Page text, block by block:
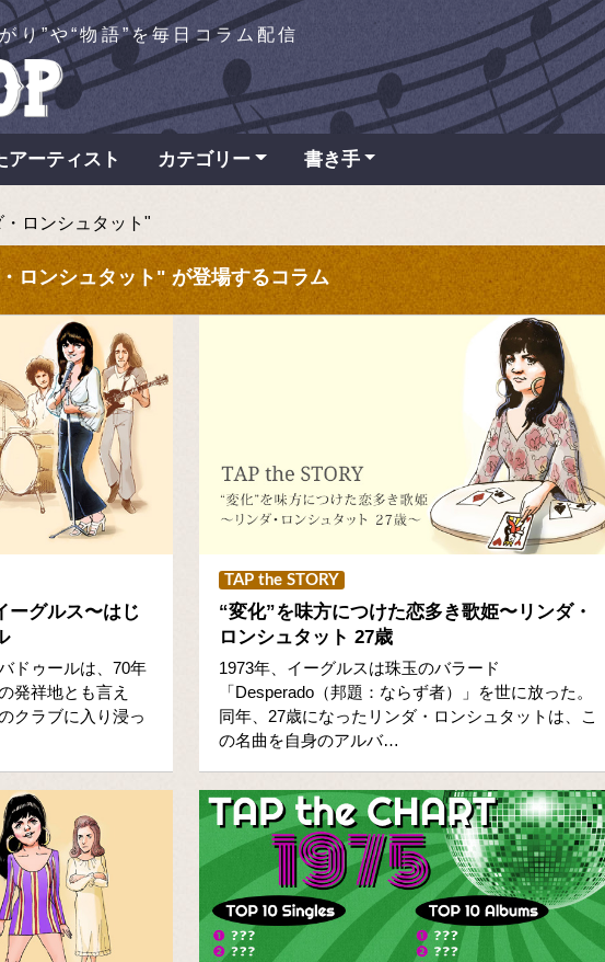
り”や“物語”を毎日コラム配信
アーティスト カテゴリー 書き手
ロンシュタット"
ロンシュタット" が登場するコラム
ーグルス〜はじ
ドゥールは、70年
発祥地とも言え
クラブに入り浸っ
TAP the STORY
“変化”を味方につけた恋多き歌姫〜リンダ・
ロンシュタット 27歳
1973年、イーグルスは珠玉のバラード
「Desperado（邦題：ならず者）」を世に放った。
同年、27歳になったリンダ・ロンシュタットは、こ
の名曲を自身のアルバ…